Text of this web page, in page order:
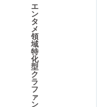
エ
ン
タ
メ
領
域
特
化
型
ク
ラ
フ
ァ
ン